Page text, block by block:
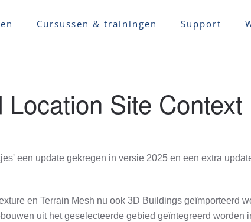
Cursussen & trainingen Support
Site Context
een update gekregen in versie 2025 en een extra
en Terrain Mesh nu ook 3D Buildings geïmporteerd
uit het geselecteerde gebied geïntegreerd worden